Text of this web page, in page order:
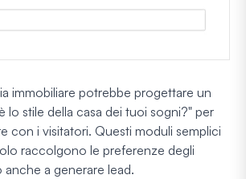
immobiliare potrebbe progettare un
lo stile della casa dei tuoi sogni?" per
con i visitatori. Questi moduli semplici
raccolgono le preferenze degli
a generare lead.